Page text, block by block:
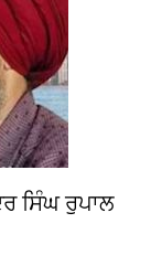
ਸਿੰਘ ਰੁਪਾਲ